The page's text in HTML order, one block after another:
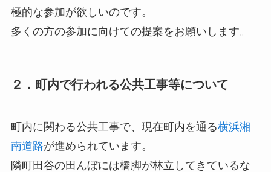
極的な参加が欲しいのです。
多くの方の参加に向けての提案をお願いします。
２．町内で行われる公共工事等について
町内に関わる公共工事で、現在町内を通る横浜湘
南道路が進められています。
隣町田谷の田んぼには橋脚が林立してきているな